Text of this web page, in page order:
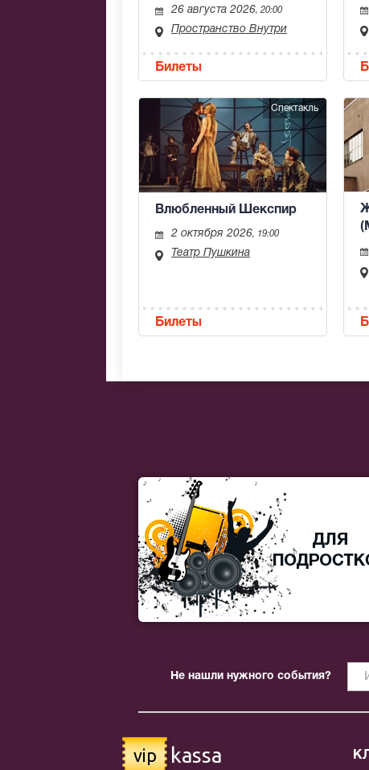
26 августа 2026, 20:00
Пространство Внутри
Билеты
Спектакль
Влюбленный Шекспир
2 октября 2026, 19:00
Театр Пушкина
Билеты
Не нашли нужного события?
vip kassa